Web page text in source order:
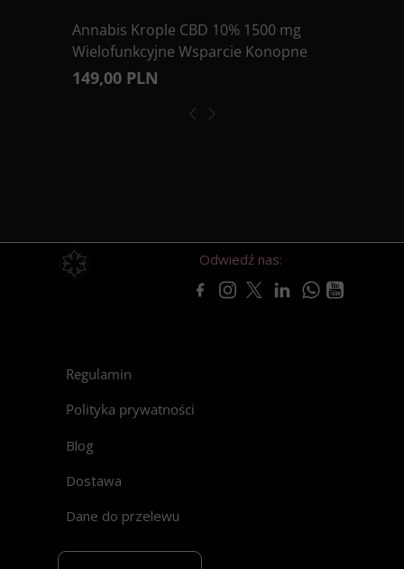
Annabis Krople CBD 10% 1500 mg
Wielofunkcyjne Wsparcie Konopne
149,00 PLN
Blog
Dostawa
Dane do przelewu
Regulamin
Polityka prywatności
Odwiedź nas: